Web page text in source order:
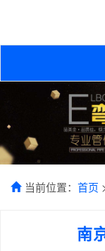
当前位置： 首页
南